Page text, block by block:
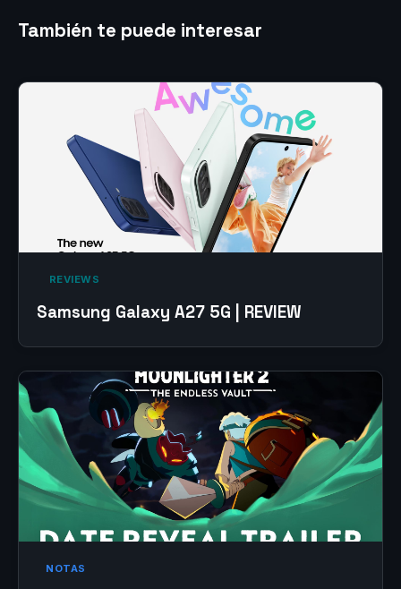
También te puede interesar
‎ REVIEWS‎
Samsung Galaxy A27 5G | REVIEW
NOTAS